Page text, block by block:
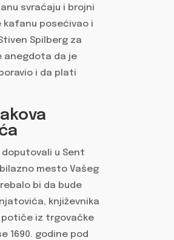
svraćaju i brojni
kafanu posećivao i
Spilberg za
anegdota da je
i da plati
u Sent
mesto Vašeg
bi da bude
književnika
iz trgovačke
1690. godine pod